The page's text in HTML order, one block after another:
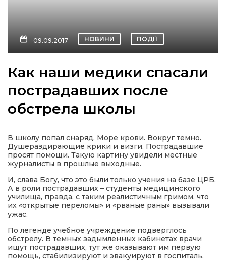
політика
місія
09.09.2017 НОВИНИ ПОДІЇ
Как наши медики спасали
пострадавших после
обстрела школы
В школу попал снаряд. Море крови. Вокруг темно.
Душераздирающие крики и визги. Пострадавшие
просят помощи. Такую картину увидели местные
журналисты в прошлые выходные.
И, слава Богу, что это были только учения на базе ЦРБ.
А в роли пострадавших – студенты медицинского
училища, правда, с таким реалистичным гримом, что
их «открытые переломы» и «рваные раны» вызывали
ужас.
По легенде учебное учреждение подверглось
обстрелу. В темных задымленных кабинетах врачи
ищут пострадавших, тут же оказывают им первую
помощь, стабилизируют и эвакуируют в госпиталь.